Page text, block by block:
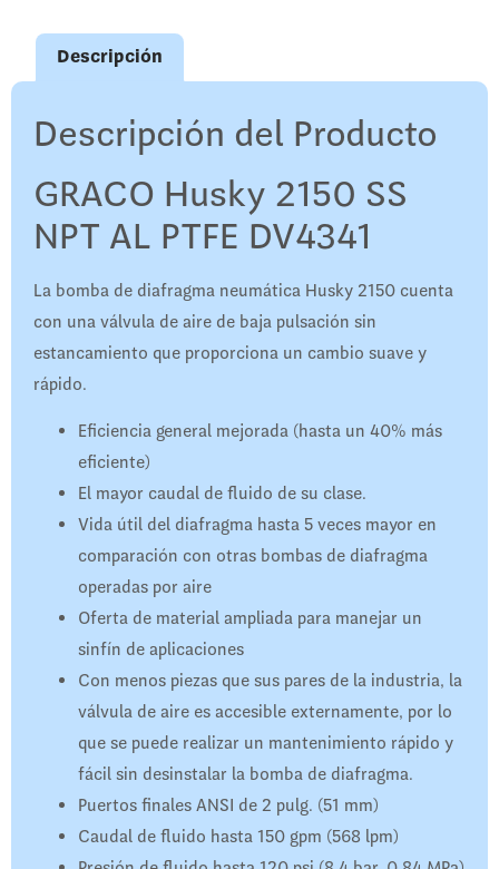
Descripción
Descripción del Producto
GRACO Husky 2150 SS
NPT AL PTFE DV4341
La bomba de diafragma neumática Husky 2150 cuenta
con una válvula de aire de baja pulsación sin
estancamiento que proporciona un cambio suave y
rápido.
Eficiencia general mejorada (hasta un 40% más
eficiente)
El mayor caudal de fluido de su clase.
Vida útil del diafragma hasta 5 veces mayor en
comparación con otras bombas de diafragma
operadas por aire
Oferta de material ampliada para manejar un
sinfín de aplicaciones
Con menos piezas que sus pares de la industria, la
válvula de aire es accesible externamente, por lo
que se puede realizar un mantenimiento rápido y
fácil sin desinstalar la bomba de diafragma.
Puertos finales ANSI de 2 pulg. (51 mm)
Caudal de fluido hasta 150 gpm (568 lpm)